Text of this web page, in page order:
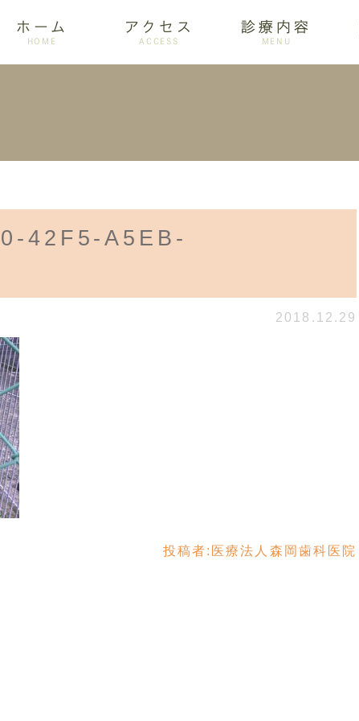
ホーム
HOME
アクセス
ACCESS
診療内容
MENU
訪問歯科 歯周病 ホワイトニング
設備紹介 アクセス
グ
42F5-A5EB-
2018.12.29
投稿者: 医療法人森岡歯科医院